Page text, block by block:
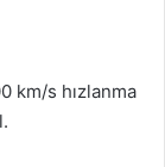
km/s hızlanma